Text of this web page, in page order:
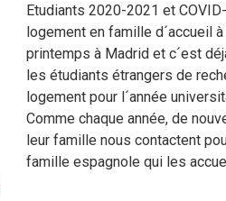
Etudiants 2020-2021 et
logement en famille d´accueil
printemps à Madrid et c´est
les étudiants étrangers de
logement pour l´année
Comme chaque année, de
leur famille nous contactent
famille espagnole qui les